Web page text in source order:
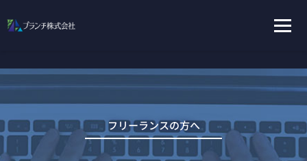
フリーランスの方へ